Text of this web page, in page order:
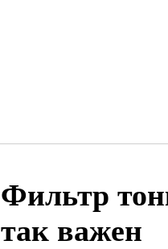
Фильтр
так важен